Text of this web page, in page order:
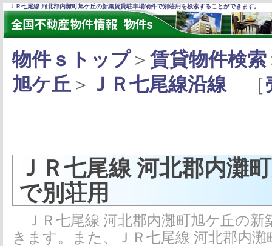
ＪＲ七尾線 河北郡内灘町旭ケ丘の新築賃貸駐車場物件で別荘用を検索することができます。
物件ｓトップ＞ 賃貸物件検索
旭ケ丘 ＞ ＪＲ七尾線沿線［
ＪＲ七尾線 河北郡内灘
で別荘用
ＪＲ七尾線 河北郡内灘町旭ケ丘の新
きます。また、ＪＲ七尾線 河北郡内